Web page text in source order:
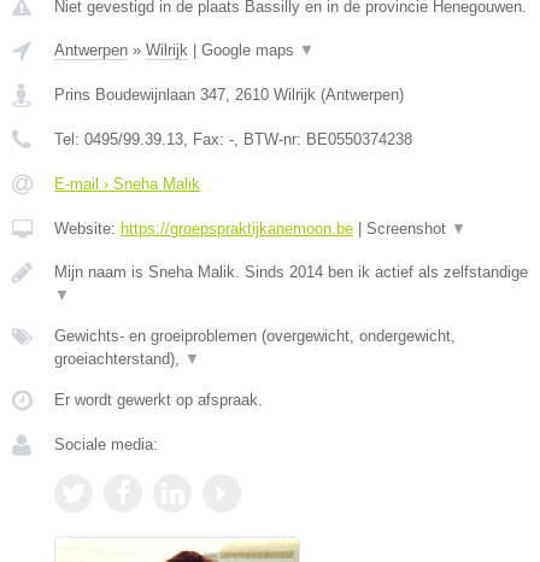
Niet gevestigd in de plaats Bassilly en in de provincie Henegouwen.
Antwerpen » Wilrijk Google maps ▼
Prins Boudewijnlaan 347, 2610 Wilrijk (Antwerpen)
Tel: 0495/99.39.13, Fax: -, BTW-nr: BE0550374238
E-mail › Sneha Malik
Website: https://groepspraktijkanemoon.be Screenshot ▼
Mijn naam is Sneha Malik. Sinds 2014 ben ik actief als zelfstandige
▼
Gewichts- en groeiproblemen (overgewicht, ondergewicht,
groeiachterstand), ▼
Er wordt gewerkt op afspraak.
Sociale media: